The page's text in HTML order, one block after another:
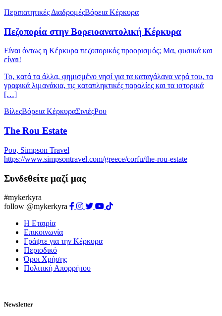
Περιπατητικές ΔιαδρομέςΒόρεια Κέρκυρα
Πεζοπορία στην Βορειοανατολική Κέρκυρα
Είναι όντως η Κέρκυρα πεζοπορικός προορισμός; Μα, φυσικά και
είναι!
Το, κατά τα άλλα, φημισμένο νησί για τα καταγάλανα νερά του, τα
γραφικά λιμανάκια, τις καταπληκτικές παραλίες και τα ιστορικά
[…]
ΒίλεςΒόρεια ΚέρκυραΣινιέςΡου
The Rou Estate
Ρου, Simpson Travel
https://www.simpsontravel.com/greece/corfu/the-rou-estate
Συνδεθείτε μαζί μας
#mykerkyra
follow @mykerkyra
Η Εταιρία
Επικοινωνία
Γράψτε για την Κέρκυρα
Περιοδικό
Όροι Χρήσης
Πολιτική Απορρήτου
Newsletter